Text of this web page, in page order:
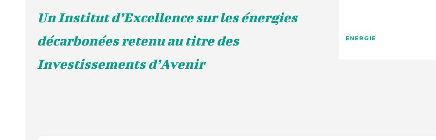
Un Institut d’Excellence sur les énergies
décarbonées retenu au titre des
Investissements d’Avenir
ENERGIE